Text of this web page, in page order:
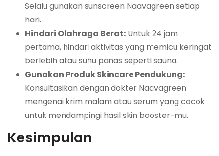
Selalu gunakan sunscreen Naavagreen setiap
hari.
Hindari Olahraga Berat: Untuk 24 jam
pertama, hindari aktivitas yang memicu keringat
berlebih atau suhu panas seperti sauna.
Gunakan Produk Skincare Pendukung:
Konsultasikan dengan dokter Naavagreen
mengenai krim malam atau serum yang cocok
untuk mendampingi hasil skin booster-mu.
Kesimpulan